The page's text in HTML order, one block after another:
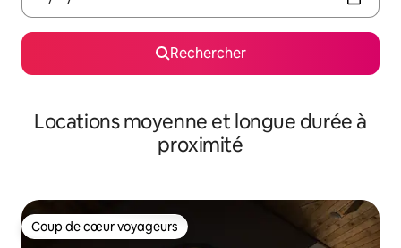
Rechercher
Locations moyenne et longue durée à
proximité
Coup de cœur voyageurs
Coup de cœur voyageurs